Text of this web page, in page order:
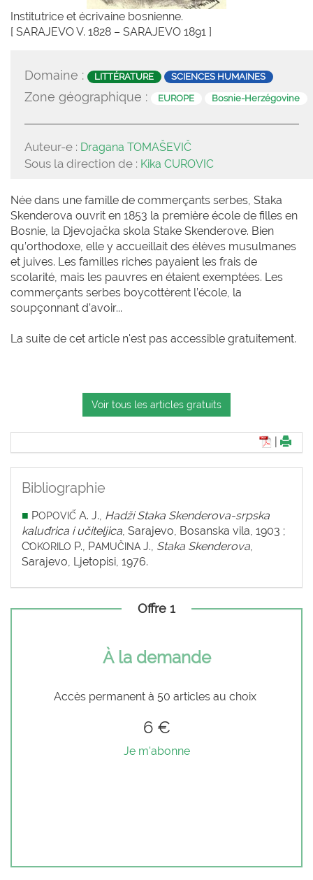
Institutrice et écrivaine bosnienne.
[ SARAJEVO V. 1828 – SARAJEVO 1891 ]
Domaine : LITTÉRATURE SCIENCES HUMAINES
Zone géographique : EUROPE Bosnie-Herzégovine
Auteur-e : Dragana TOMAŠEVIČ
Sous la direction de : Kika CUROVIC
Née dans une famille de commerçants serbes, Staka
Skenderova ouvrit en 1853 la première école de filles en
Bosnie, la Djevojačka skola Stake Skenderove. Bien
qu’orthodoxe, elle y accueillait des élèves musulmanes
et juives. Les familles riches payaient les frais de
scolarité, mais les pauvres en étaient exemptées. Les
commerçants serbes boycottèrent l’école, la
soupçonnant d’avoir...
La suite de cet article n'est pas accessible gratuitement.
Voir tous les articles gratuits
Bibliographie
■ POPOVIĆ ́ A. J., Hadži Staka Skenderova-srpska
kaluđrica i učiteljica, Sarajevo, Bosanska vila, 1903 ;
ČOKORILO P., PAMUČINA J., Staka Skenderova,
Sarajevo, Ljetopisi, 1976.
Offre 1
À la demande
Accès permanent à 50 articles au choix
6 €
Je m'abonne